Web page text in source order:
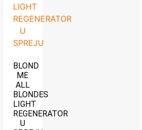
BLOND
ME
ALL
BLONDES
LIGHT
REGENERATOR
U